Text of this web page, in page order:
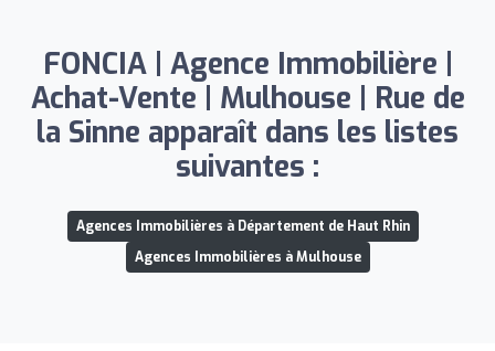
FONCIA | Agence Immobilière |
Achat-Vente | Mulhouse | Rue de
la Sinne apparaît dans les listes
suivantes :
Agences Immobilières à Département de Haut Rhin
Agences Immobilières à Mulhouse